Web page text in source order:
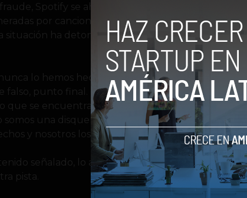
Spotify se ahorraría sumas considerables de
por canciones que son posicionadas en las
situación ha detonado por fin una declaración
lo hemos hecho en las listas de reproducción
falso, punto final. Pagamos regalías por todas las
que se encuentra en las listas de reproducción.
una disquera, toda nuestra música está
y nosotros los pagamos – no nos pagamos a
señalado, lo autorizamos y pagamos regalías
pista.